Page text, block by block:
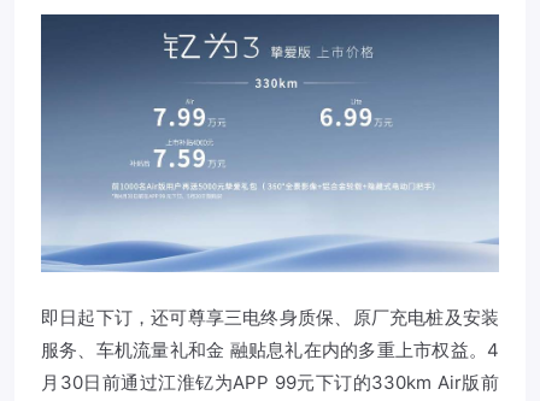
即日起下订，还可尊享三电终身质保、原厂充电桩及安装
服务、车机流量礼和金 融贴息礼在内的多重上市权益。4
月30日前通过江淮钇为APP 99元下订的330km Air版前